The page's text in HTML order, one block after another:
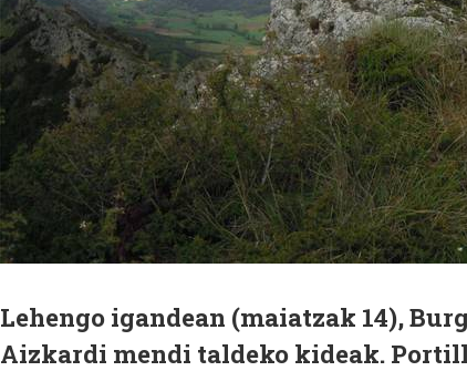
Lehengo igandean (maiatzak 14),
Aizkardi mendi taldeko kideak.